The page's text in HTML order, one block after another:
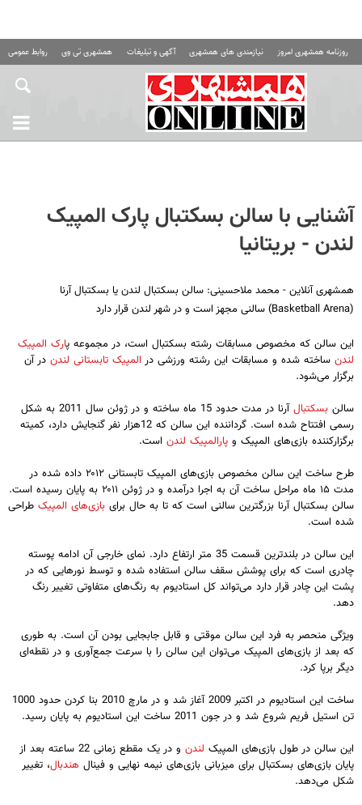
روزنامه همشهری امروز نیازمندی های همشهری آگهی و تبلیغات همشهری تی وی روابط عمومی
آشنایی با سالن بسکتبال پارک المپیک
لندن - بریتانیا
همشهری آنلاین - محمد ملاحسینی: سالن بسکتبال لندن یا بسکتبال آرنا
(Basketball Arena) سالنی مجهز است و در شهر لندن قرار دارد
این سالن که مخصوص مسابقات رشته بسکتبال است، در مجموعه پارک المپیک
لندن ساخته شده و مسابقات این رشته ورزشی در المپیک تابستانی لندن در آن
برگزار می‌شود.
سالن بسکتبال
آرنا در مدت حدود 15 ماه ساخته و در ژوئن سال 2011 به شکل
رسمی افتتاح شده است. گرداننده این سالن که 12هزار نفر گنجایش دارد، کمیته
برگزارکننده بازی‌های المپیک و پارالمپیک لندن است.
طرح ساخت این سالن مخصوص بازی‌های المپیک تابستانی ۲۰۱۲ داده شده در
مدت ۱۵ ماه مراحل ساخت آن به اجرا درآمده و در ژوئن ۲۰۱۱ به پایان رسیده است.
سالن بسکتبال آرنا بزرگترین سالنی است که تا به حال برای بازی‌های المپیک طراحی
شده است.
این سالن در بلندترین قسمت 35 متر ارتفاع دارد. نمای خارجی آن ادامه پوسته
چادری است که برای پوشش سقف سالن استفاده شده و توسط نورهایی که در
پشت این چادر قرار دارد می‌تواند کل استادیوم به رنگ‌های متفاوتی تغییر رنگ
دهد.
ویژگی منحصر به فرد این سالن موقتی و قابل جابجایی بودن آن است. به طوری
که بعد از بازی‌های المپیک می‌توان این سالن را با سرعت جمع‌آوری و در نقطه‌ای
دیگر برپا کرد.
ساخت این استادیوم در اکتبر 2009 آغاز شد و در مارچ 2010 بنا کردن حدود 1000
تن استیل فریم شروع شد و در جون 2011 ساخت این استادیوم به پایان رسید.
این سالن در طول بازی‌های المپیک لندن
و در یک مقطع زمانی 22 ساعته بعد از
پایان بازی‌های بسکتبال برای میزبانی بازی‌های نیمه نهایی و فینال هندبال، تغییر
شکل می‌دهد.